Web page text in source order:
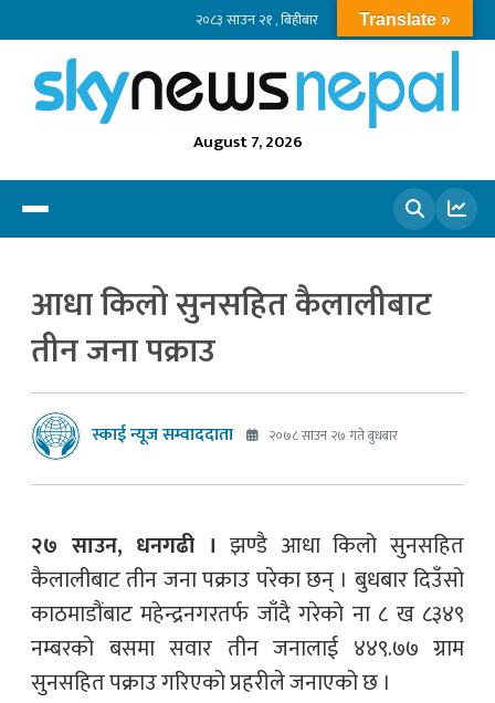
२०८३ साउन २१ , बिहीबार
August 7, 2026
आधा किलो सुनसहित कैलालीबाट
तीन जना पक्राउ
स्काई न्यूज सम्वाददाता २०७८ साउन २७ गते बुधबार
२७ साउन, धनगढी । झण्डै आधा किलो सुनसहित
कैलालीबाट तीन जना पक्राउ परेका छन् । बुधबार दिउँसो
काठमाडौंबाट महेन्द्रनगरतर्फ जाँदै गरेको ना ८ ख ८३४९
नम्बरको बसमा सवार तीन जनालाई ४४९.७७ ग्राम
सुनसहित पक्राउ गरिएको प्रहरीले जनाएको छ ।
Translate »